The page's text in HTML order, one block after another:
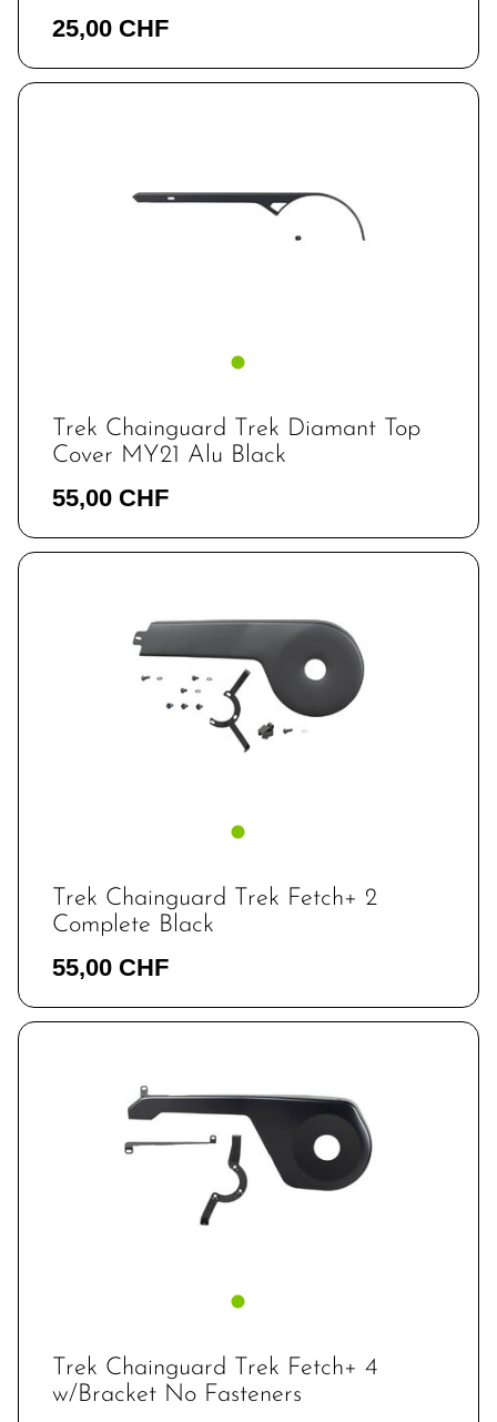
25,00 CHF
Trek Chainguard Trek Diamant Top
Cover MY21 Alu Black
55,00 CHF
Trek Chainguard Trek Fetch+ 2
Complete Black
55,00 CHF
Trek Chainguard Trek Fetch+ 4
w/Bracket No Fasteners